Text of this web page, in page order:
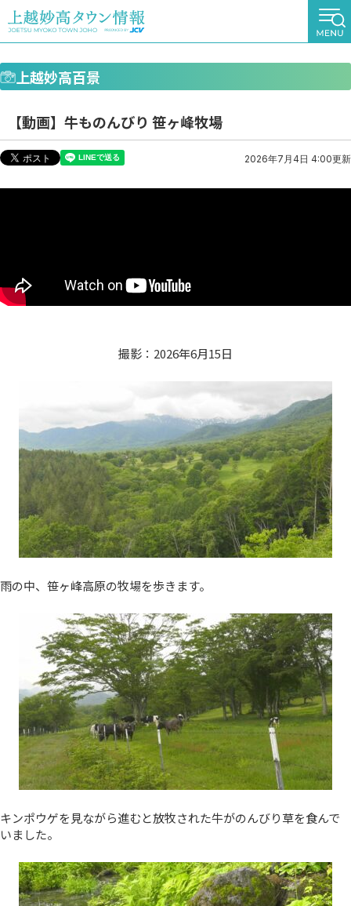
上越妙高百景
【動画】牛ものんびり 笹ヶ峰牧場
2026年7月4日 4:00更新
撮影：2026年6月15日
雨の中、笹ヶ峰高原の牧場を歩きます。
キンポウゲを見ながら進むと放牧された牛がのんびり草を食んで
いました。